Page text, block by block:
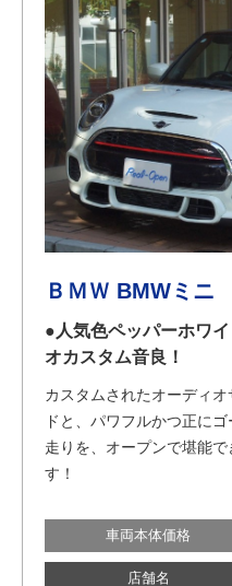
ＢＭＷ BMWミニ
●人気色ペッパーホワ
オカスタム音良！
カスタムされたオーディ
ドと、パワフルかつ正に
走りを、オープンで堪能
す！
車両本体価格
店舗名